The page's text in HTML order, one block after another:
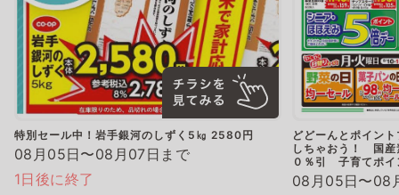
特別セール中！岩手銀河のしずく5㎏ 2580円
08月05日〜08月07日まで
1日後に終了
どどーんとポイン
しちゃおう！ 国
０％引 子育てポ
08月05日〜08